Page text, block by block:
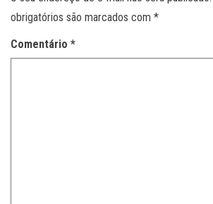
obrigatórios são marcados com *
Comentário *